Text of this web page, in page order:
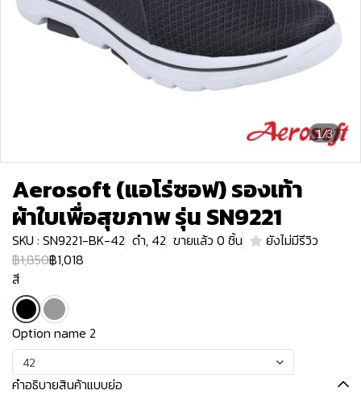
1/3
Aerosoft (แอโร่ซอฟ) รองเท้า
ผ้าใบเพื่อสุขภาพ รุ่น SN9221
SKU : SN9221-BK-42 ดำ, 42 ขายแล้ว 0 ชิ้น
ยังไม่มีรีวิว
฿1,850฿1,018
สี
Option name 2
42
คำอธิบายสินค้าแบบย่อ